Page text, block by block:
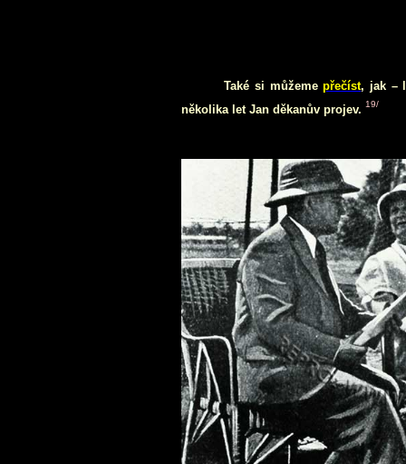
Také si můžemepřečíst, jak –
několika let Jan děkanův projev. 19/